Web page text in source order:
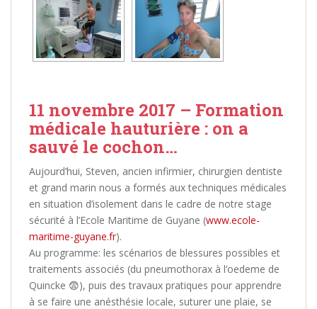
11 novembre 2017 – Formation
médicale hauturière : on a
sauvé le cochon…
Aujourd’hui, Steven, ancien infirmier, chirurgien dentiste
et grand marin nous a formés aux techniques médicales
en situation d’isolement dans le cadre de notre stage
sécurité à l’Ecole Maritime de Guyane (www.ecole-
maritime-guyane.fr).
Au programme: les scénarios de blessures possibles et
traitements associés (du pneumothorax à l’oedeme de
Quincke 😨), puis des travaux pratiques pour apprendre
à se faire une anésthésie locale, suturer une plaie, se